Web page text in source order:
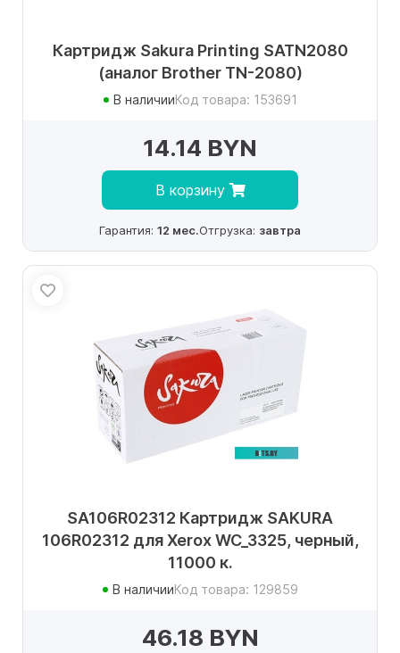
Картридж Sakura Printing SATN2080
(аналог Brother TN-2080)
В наличииКод товара: 153691
14.14 BYN
В корзину
Гарантия: 12 мес.Отгрузка: завтра
SA106R02312 Картридж SAKURA
106R02312 для Xerox WC_3325, черный,
11000 к.
В наличииКод товара: 129859
46.18 BYN